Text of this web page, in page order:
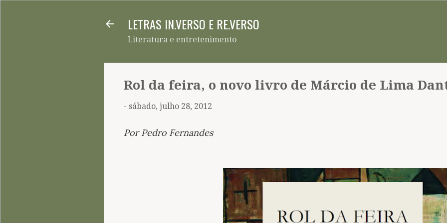
LETRAS IN.VERSO E RE.VERSO
Literatura e entretenimento
Rol da feira, o novo livro de Márcio de Lima
- sábado, julho 28, 2012
Por Pedro Fernandes